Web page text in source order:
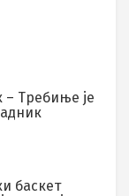
– Требиње је
баскет